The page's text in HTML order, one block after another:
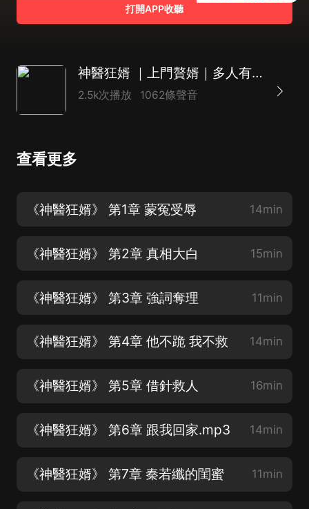
打開APP收聽
神醫狂婿 ｜上門贅婿｜多人有聲劇
2.5k次播放 1062條聲音
查看更多
《神醫狂婿》 第1章 蒙冤受辱 14min
《神醫狂婿》 第2章 真相大白 15min
《神醫狂婿》 第3章 強詞奪理 11min
《神醫狂婿》 第4章 他不跪 我不救 14min
《神醫狂婿》 第5章 借針救人 16min
《神醫狂婿》 第6章 跟我回家.mp3 14min
《神醫狂婿》 第7章 秦若纖的閨蜜 11min